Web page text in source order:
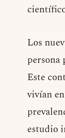
Los
persona
Este
vivían
estudio